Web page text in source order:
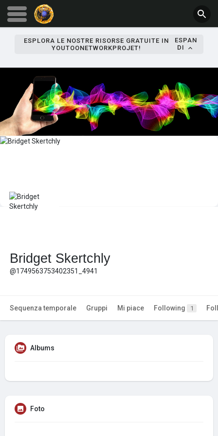
ESPLORA LE NOSTRE RISORSE GRATUITE IN
YOUTOONETWORKPROJET!
ESPAN
DI
Bridget Skertchly
@1749563753402351_4941
Sequenza temporale Gruppi Mi piace Following 1
Albums
Foto